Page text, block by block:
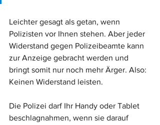
Leichter gesagt als getan, wenn
Polizisten vor Ihnen stehen. Aber jeder
Widerstand gegen Polizeibeamte kann
zur Anzeige gebracht werden und
bringt somit nur noch mehr Ärger. Also:
Keinen Widerstand leisten.
Die Polizei darf Ihr Handy oder Tablet
beschlagnahmen, wenn sie darauf